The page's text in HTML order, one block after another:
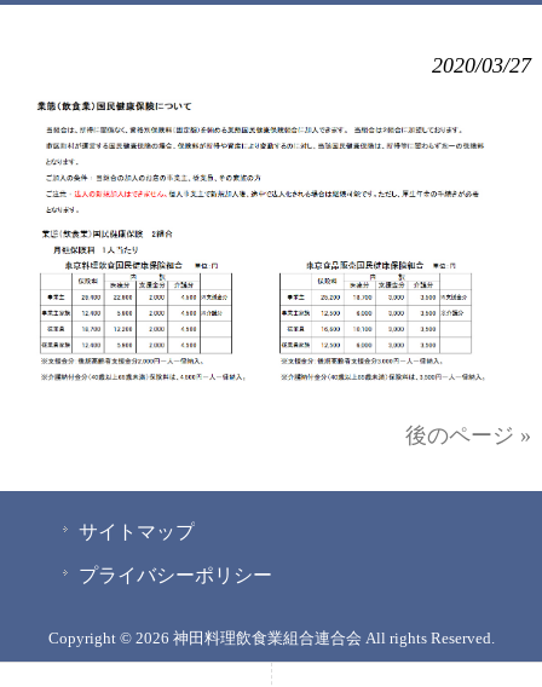
2020/03/27
後のページ »
サイトマップ
プライバシーポリシー
Copyright © 2026 神田料理飲食業組合連合会 All rights Reserved.